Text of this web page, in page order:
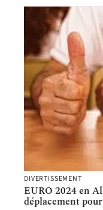
DIVERTISSEMENT
EURO 2024 en
déplacement